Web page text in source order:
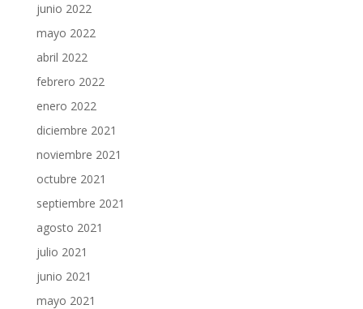
junio 2022
mayo 2022
abril 2022
febrero 2022
enero 2022
diciembre 2021
noviembre 2021
octubre 2021
septiembre 2021
agosto 2021
julio 2021
junio 2021
mayo 2021